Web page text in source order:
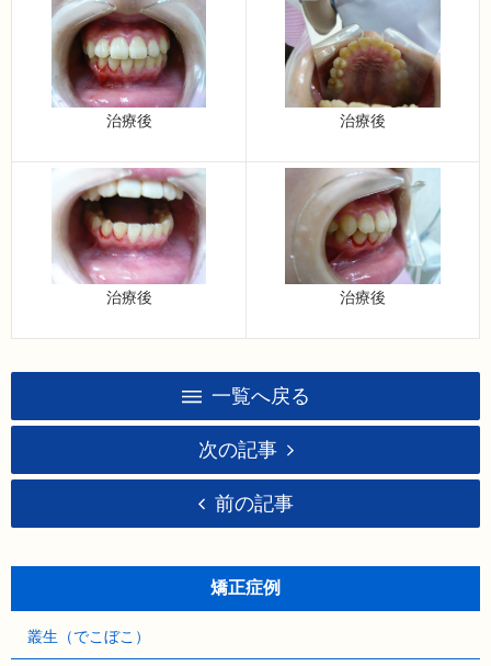
治療後 治療後
治療後 治療後
一覧へ戻る
次の記事
前の記事
矯正症例
叢生（でこぼこ）